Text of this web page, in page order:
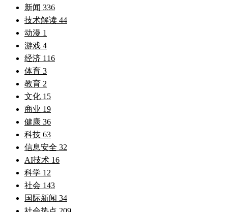
新闻 336
技术解读 44
动漫 1
游戏 4
经济 116
体育 3
教育 2
文化 15
商业 19
健康 36
科技 63
信息安全 32
AI技术 16
科学 12
社会 143
国际新闻 34